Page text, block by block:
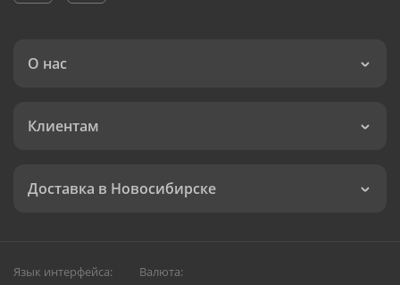
О нас
Клиентам
Доставка в Новосибирске
Язык интерфейса: Валюта: